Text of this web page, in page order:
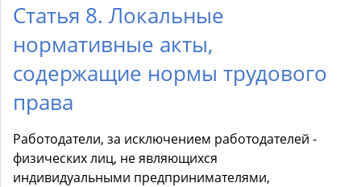
Статья 8. Локальные
нормативные акты,
содержащие нормы трудового
права
Работодатели, за исключением работодателей -
физических лиц, не являющихся
индивидуальными предпринимателями,